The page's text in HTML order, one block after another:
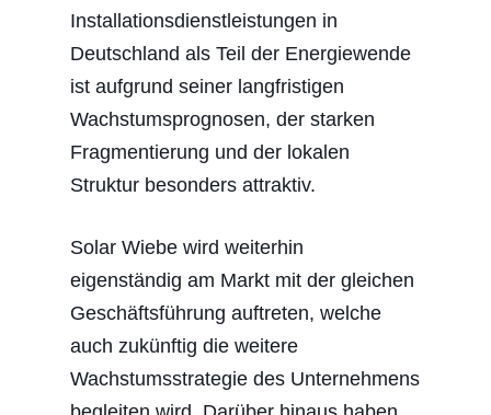
Installationsdienstleistungen in
Deutschland als Teil der Energiewende
ist aufgrund seiner langfristigen
Wachstumsprognosen, der starken
Fragmentierung und der lokalen
Struktur besonders attraktiv.
Solar Wiebe wird weiterhin
eigenständig am Markt mit der gleichen
Geschäftsführung auftreten, welche
auch zukünftig die weitere
Wachstumsstrategie des Unternehmens